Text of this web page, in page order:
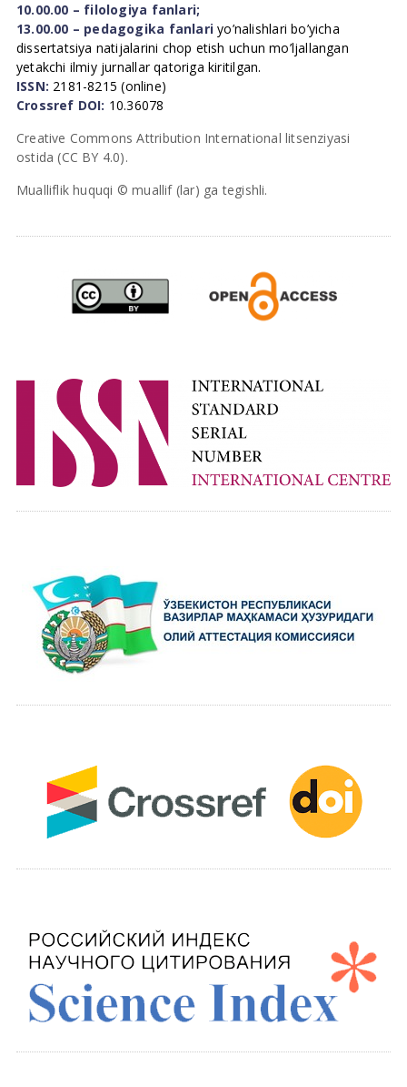
10.00.00 – filologiya fanlari;
13.00.00 – pedagogika fanlari yo’nalishlari bo’yicha
dissertatsiya natijalarini chop etish uchun mo’ljallangan
yetakchi ilmiy jurnallar qatoriga kiritilgan.
ISSN: 2181-8215 (online)
Crossref DOI: 10.36078
Creative Commons Attribution International litsenziyasi
ostida (CC BY 4.0).
Mualliflik huquqi © muallif (lar) ga tegishli.